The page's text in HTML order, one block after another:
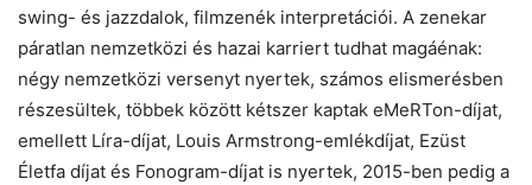
swing- és jazzdalok, filmzenék interpretációi. A zenekar
páratlan nemzetközi és hazai karriert tudhat magáénak:
négy nemzetközi versenyt nyertek, számos elismerésben
részesültek, többek között kétszer kaptak eMeRTon-díjat,
emellett Líra-díjat, Louis Armstrong-emlékdíjat, Ezüst
Életfa díjat és Fonogram-díjat is nyertek, 2015-ben pedig a